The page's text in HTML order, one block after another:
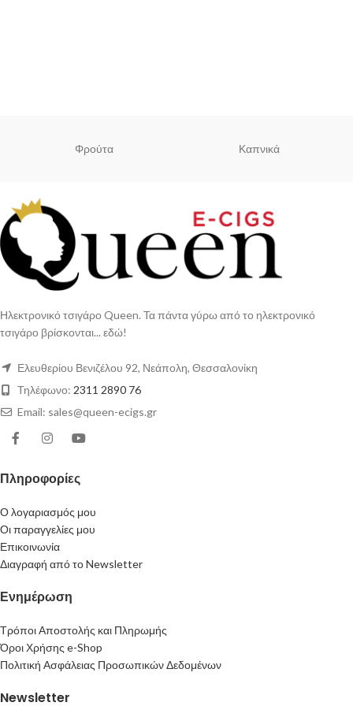
Φρούτα Καπνικά
Ηλεκτρονικό τσιγάρο Queen. Τα πάντα γύρω από το ηλεκτρονικό
τσιγάρο βρίσκονται... εδώ!
Ελευθερίου Βενιζέλου 92, Νεάπολη, Θεσσαλονίκη
Τηλέφωνο: 2311 2890 76
Email: sales@queen-ecigs.gr
Πληροφορίες
Ο λογαριασμός μου
Οι παραγγελίες μου
Επικοινωνία
Διαγραφή από το Newsletter
Ενημέρωση
Τρόποι Αποστολής και Πληρωμής
Όροι Χρήσης e-Shop
Πολιτική Ασφάλειας Προσωπικών Δεδομένων
Newsletter